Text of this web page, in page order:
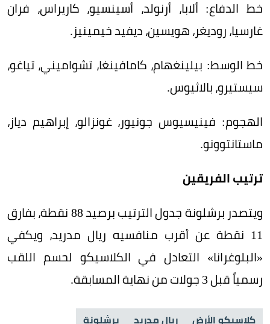
خط الدفاع: ألابا، أرنولد، أسينسيو، كاريراس، فران
غارسيا، روديغر، هويسين، ديفيد خيمينيز.
خط الوسط: بيلينغهام، كامافينغا، تشواميني، تياغو،
سيستيرو، بالاثيوس.
الهجوم: فينيسيوس جونيور، غونزالو، إبراهيم دياز،
ماستانتوونو.
ترتيب الفريقين
ويتصدر برشلونة جدول الترتيب برصيد 88 نقطة، بفارق
11 نقطة عن أقرب منافسيه ريال مدريد، ويكفي
«البلوغرانا» التعادل في الكلاسيكو لحسم اللقب
رسمياً قبل 3 جولات من نهاية المسابقة.
كلاسيكو الأرض ريال مدريد برشلونة